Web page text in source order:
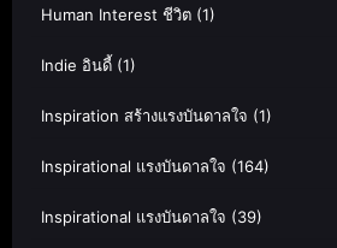
Human Interest ชีวิต (1)
Indie อินดี้ (1)
Inspiration สร้างแรงบันดาลใจ (1)
Inspirational แรงบันดาลใจ (164)
Inspirational แรงบันดาลใจ (39)